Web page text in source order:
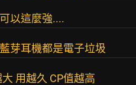
以這麼強....
芽耳機都是電子垃圾
用越久 CP值越高